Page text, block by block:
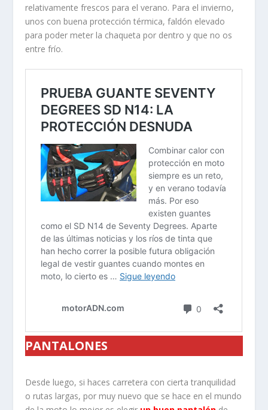
relativamente frescos para el verano. Para el invierno,
unos con buena protección térmica, faldón elevado
para poder meter la chaqueta por dentro y que no os
entre frío.
PANTALONES
Desde luego, si haces carretera con cierta tranquilidad
o rutas largas, por muy nuevo que se hace en el mundo